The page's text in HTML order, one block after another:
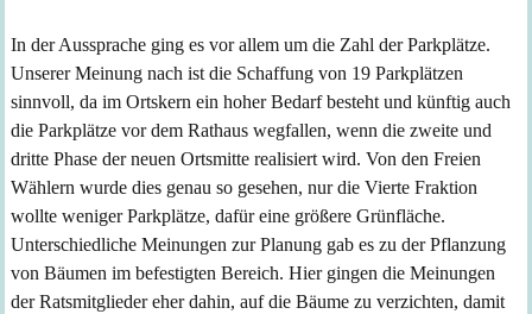
In der Aussprache ging es vor allem um die Zahl der Parkplätze.
Unserer Meinung nach ist die Schaffung von 19 Parkplätzen
sinnvoll, da im Ortskern ein hoher Bedarf besteht und künftig auch
die Parkplätze vor dem Rathaus wegfallen, wenn die zweite und
dritte Phase der neuen Ortsmitte realisiert wird. Von den Freien
Wählern wurde dies genau so gesehen, nur die Vierte Fraktion
wollte weniger Parkplätze, dafür eine größere Grünfläche.
Unterschiedliche Meinungen zur Planung gab es zu der Pflanzung
von Bäumen im befestigten Bereich. Hier gingen die Meinungen
der Ratsmitglieder eher dahin, auf die Bäume zu verzichten, damit